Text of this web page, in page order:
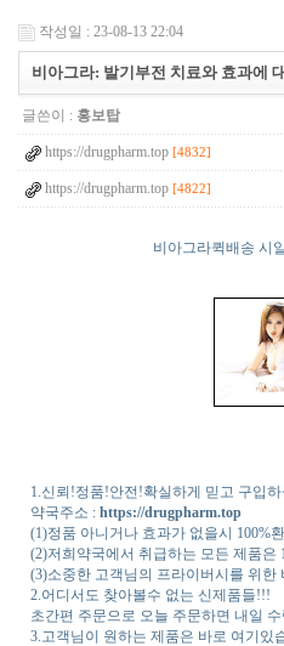
작성일 : 23-08-13 22:04
비아그라: 발기부전 치료와 효과에
글쓴이 : 홍보탑
https://drugpharm.top [4832]
https://drugpharm.top [4822]
비아그라퀵배송 시
1.신뢰!정품!안전!확실하게 믿고 구입
약국주소 : https://drugpharm.top
(1)정품 아니거나 효과가 없을시 100%
(2)저희약국에서 취급하는 모든 제품은
(3)소중한 고객님의 프라이버시를 위한
2.어디서도 찾아볼수 없는 신제품들!!!
초간편 주문으로 오늘 주문하면 내일
3.고객님이 원하는 제품은 바로 여기있